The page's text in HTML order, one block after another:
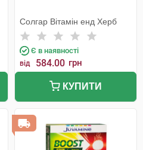
Солгар Вітамін енд Херб
Є в наявності
від 584.00 грн
КУПИТИ